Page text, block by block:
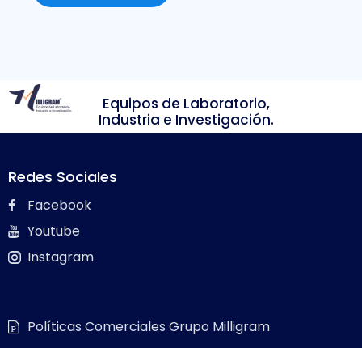
Equipos de Laboratorio,
Industria e Investigación.
Redes Sociales
Facebook
Youtube
Instagram
Políticas Comerciales Grupo Milligram